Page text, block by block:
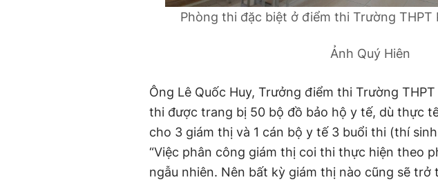
Phòng thi đặc biệt ở điểm thi Trường THPT
Ảnh Quý Hiên
Ông Lê Quốc Huy, Trưởng điểm thi Trường
thi được trang bị 50 bộ đồ bảo hộ y tế, dù thực
cho 3 giám thị và 1 cán bộ y tế 3 buổi thi (thí
“Việc phân công giám thị coi thi thực hiện theo
ngẫu nhiên. Nên bất kỳ giám thị nào cũng sẽ trở